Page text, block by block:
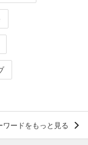
ワードをもっと見る